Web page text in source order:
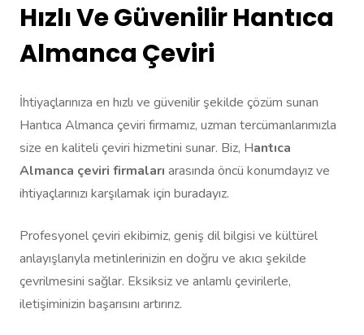
Hızlı Ve Güvenilir Hantıca
Almanca Çeviri
İhtiyaçlarınıza en hızlı ve güvenilir şekilde çözüm sunan
Hantıca Almanca çeviri firmamız, uzman tercümanlarımızla
size en kaliteli çeviri hizmetini sunar. Biz, Hantıca
Almanca çeviri firmaları arasında öncü konumdayız ve
ihtiyaçlarınızı karşılamak için buradayız.
Profesyonel çeviri ekibimiz, geniş dil bilgisi ve kültürel
anlayışlarıyla metinlerinizin en doğru ve akıcı şekilde
çevrilmesini sağlar. Eksiksiz ve anlamlı çevirilerle,
iletişiminizin başarısını artırırız.